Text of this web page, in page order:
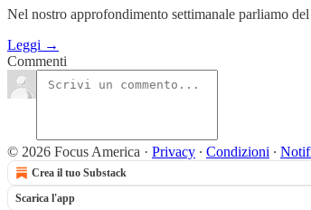
Nel nostro approfondimento settimanale parliamo
Leggi →
Commenti
© 2026 Focus America · Privacy ∙ Condizioni ∙
Crea il tuo Substack
Scarica l'app